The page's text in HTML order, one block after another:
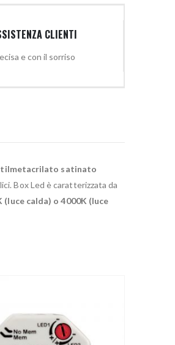
CLIENTI
e con il sorriso
satinato
Box Led è caratterizzata da
(luce calda) o 4000K (luce